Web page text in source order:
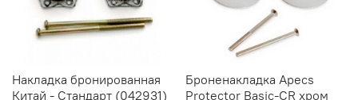
Накладка бронированная
Китай - Стандарт (042931)
Броненакладка Apecs
Protector Basic-CR хром